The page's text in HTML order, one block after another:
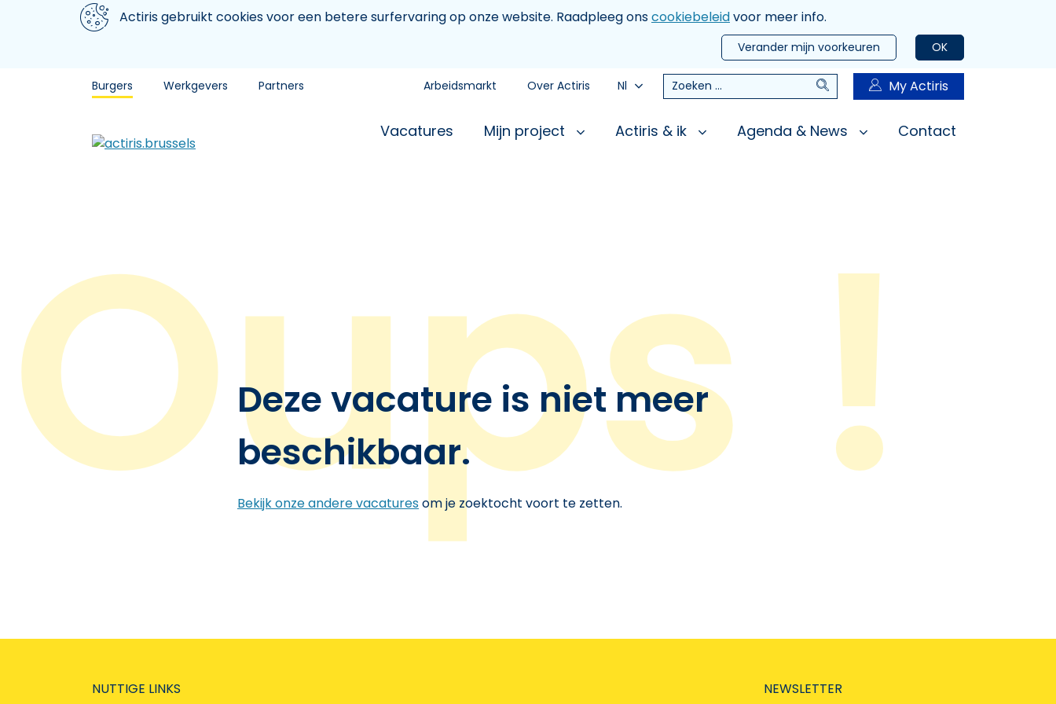
Aller au contenu principal
We gebruiken cookiesActiris gebruikt cookies voor een betere surfervaring op onze website. Raadpleeg onscookiebeleidvoor meer info.
OK
Verander mijn voorkeuren
Burgers Werkgevers Partners Arbeidsmarkt Over Actiris Nl Zoeken Zoeken My Actiris
Vacatures Mijn project Actiris & ik Agenda & News Contact
Deze vacature is niet meer
beschikbaar.
Bekijk onze andere vacaturesom je zoektocht voort te zetten.
NUTTIGE LINKS NEWSLETTER